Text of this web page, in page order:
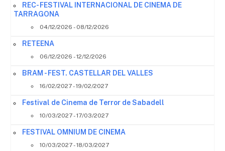
REC- FESTIVAL INTERNACIONAL DE CINEMA DE
TARRAGONA
04/12/2026 - 08/12/2026
RETEENA
06/12/2026 - 12/12/2026
BRAM - FEST. CASTELLAR DEL VALLES
16/02/2027 - 19/02/2027
Festival de Cinema de Terror de Sabadell
10/03/2027 - 17/03/2027
FESTIVAL OMNIUM DE CINEMA
10/03/2027 - 18/03/2027